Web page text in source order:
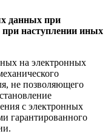
данных при
при наступлении иных
на электронных
не позволяющего
с электронных
гарантированного